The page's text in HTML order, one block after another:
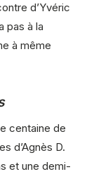
d’Yvéric
pas à la
à même
centaine de
d’Agnès D.
et une demi-